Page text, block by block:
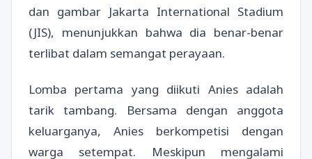
dan gambar Jakarta International Stadium
(JIS), menunjukkan bahwa dia benar-benar
terlibat dalam semangat perayaan.
Lomba pertama yang diikuti Anies adalah
tarik tambang. Bersama dengan anggota
keluarganya, Anies berkompetisi dengan
warga setempat. Meskipun mengalami